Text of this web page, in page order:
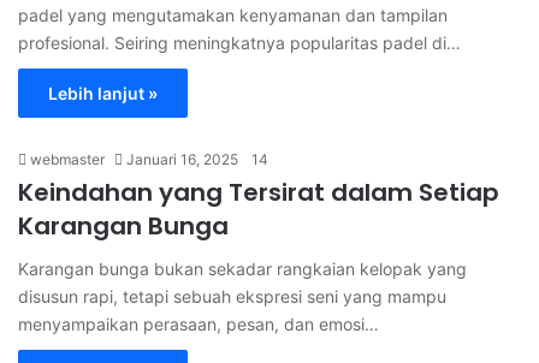
padel yang mengutamakan kenyamanan dan tampilan
profesional. Seiring meningkatnya popularitas padel di…
Lebih lanjut »
webmaster Januari 16, 2025 14
Keindahan yang Tersirat dalam Setiap
Karangan Bunga
Karangan bunga bukan sekadar rangkaian kelopak yang
disusun rapi, tetapi sebuah ekspresi seni yang mampu
menyampaikan perasaan, pesan, dan emosi…